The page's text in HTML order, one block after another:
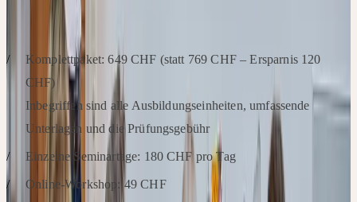
KOSTEN
Komplettpaket: 649 CHF (statt 769 CHF – Ersparnis 120
CHF)
Inbegriffen sind alle Ausbildungseinheiten, umfassende
Unterlagen und die Prüfungsgebühr
Einzelne Seminartage: 180 CHF pro Tag
Online-Workshop: 49 CHF